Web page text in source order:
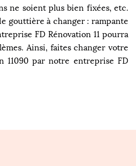
ne soient plus bien fixées, etc.
gouttière à changer : rampante
FD Rénovation 11 pourra
Ainsi, faites changer votre
11090 par notre entreprise FD